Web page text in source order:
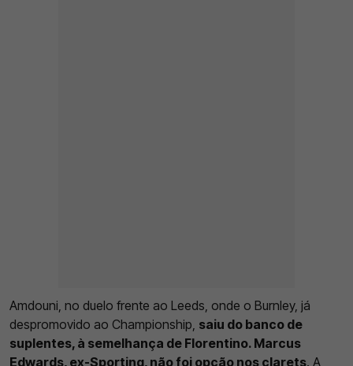
Amdouni, no duelo frente ao Leeds, onde o Burnley, já
despromovido ao Championship, saiu do banco de
suplentes, à semelhança de Florentino. Marcus
Edwards, ex-Sporting, não foi opção nos clarets. A